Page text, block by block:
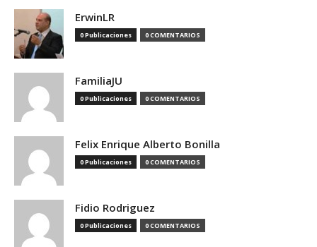
ErwinLR
0 Publicaciones 0 COMENTARIOS
FamiliaJU
0 Publicaciones 0 COMENTARIOS
Felix Enrique Alberto Bonilla
0 Publicaciones 0 COMENTARIOS
Fidio Rodriguez
0 Publicaciones 0 COMENTARIOS